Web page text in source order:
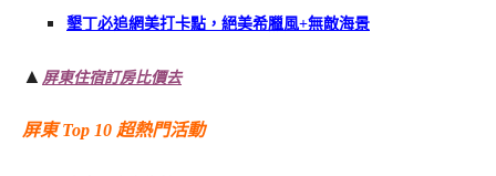
墾丁必追網美打卡點，絕美希臘風+無敵海景
▲ 屏東住宿訂房比價去
屏東Top 10 超熱門活動